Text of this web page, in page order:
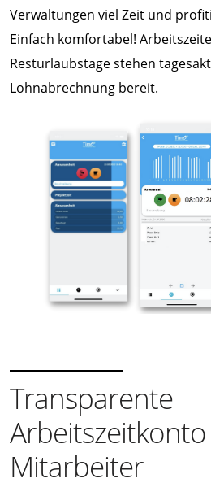
Verwaltungen viel Zeit und
Einfach komfortabel!
Resturlaubstage stehen
Lohnabrechnung bereit.
Transparente
Mitarbeiter